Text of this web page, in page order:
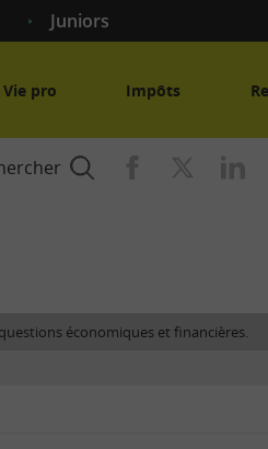
Juniors
Vie pro Impôts
économiques et financières.